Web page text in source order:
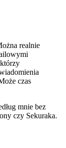
realnie
czas
mnie bez
czy Sekuraka.